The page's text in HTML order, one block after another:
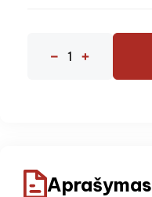
Aprašymas